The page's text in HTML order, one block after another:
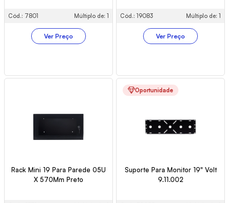
Cód.: 7801 Múltiplo de: 1
Ver Preço
Cód.: 19083 Múltiplo de: 1
Ver Preço
Rack Mini 19 Para Parede 05U
X 570Mm Preto
Oportunidade
Suporte Para Monitor 19" Volt
9.11.002